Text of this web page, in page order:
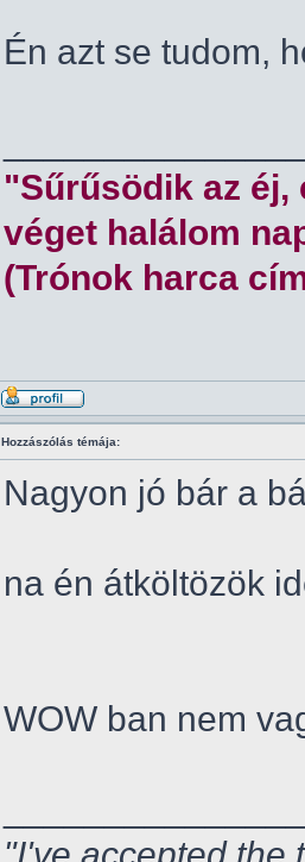
Én azt se tudom,
"Sűrűsödik az éj,
véget halálom
(Trónok harca
Hozzászólás témája:
Nagyon jó bár a
na én átköltözök
WOW ban nem